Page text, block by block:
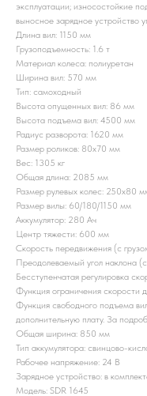
эксплуатации; износостойкие
выносное зарядное устройство
Длина вил: 1150 мм
Грузоподъемность: 1.6 т
Материал колеса: полиуретан
Ширина вил: 570 мм
Тип: самоходный
Высота опущенных вил: 86 мм
Высота подъема вил: 4500 мм
Радиус разворота: 1620 мм
Размер роликов: 80x70 мм
Вес: 1305 кг
Общая длина: 2085 мм
Размер рулевых колес: 250x80
Размер вилы: 60/180/1150 мм
Аккумулятор: 280 Ач
Центр тяжести: 600 мм
Скорость передвижения (с
Преодолеваемый угол наклона
Бесступенчатая регулировка
Функция ограничения скорости
Функция свободного подъема
дополнительную плату. За
Общая ширина: 850 мм
Тип аккумулятора: свинцово-
Рабочее напряжение: 24 В
Зарядное устройство: в
Модель: SDR 1645